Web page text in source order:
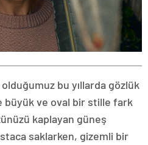
bu yıllarda gözlük
büyük ve oval bir stille fark
kaplayan güneş
saklarken, gizemli bir